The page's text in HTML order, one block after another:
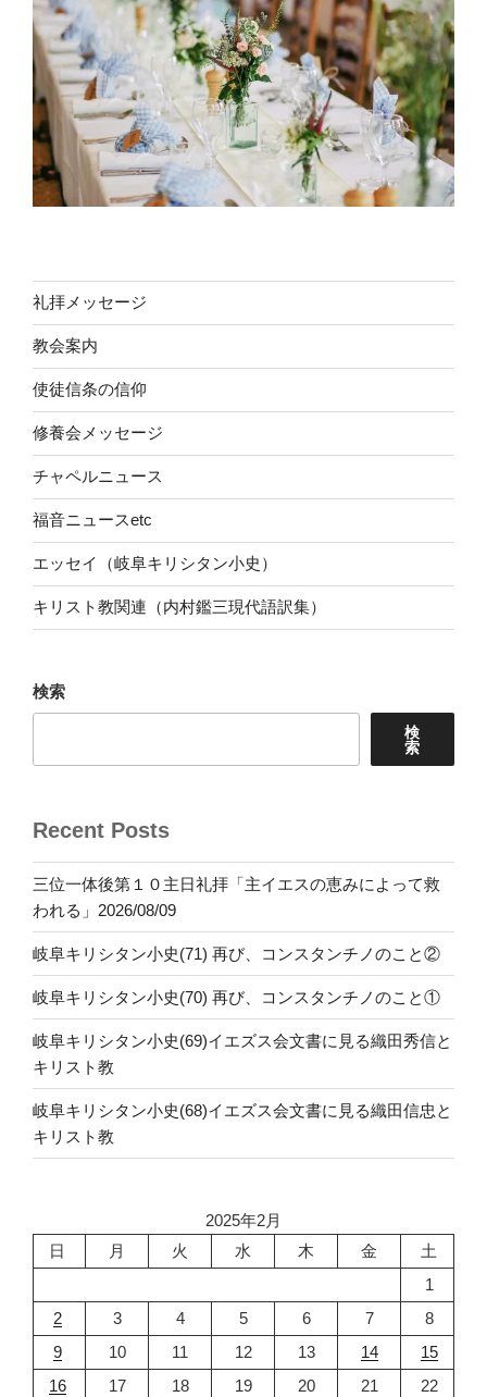
礼拝メッセージ
教会案内
使徒信条の信仰
修養会メッセージ
チャペルニュース
福音ニュースetc
エッセイ（岐阜キリシタン小史）
キリスト教関連（内村鑑三現代語訳集）
検索
検
索
Recent Posts
三位一体後第１０主日礼拝「主イエスの恵みによって救
われる」2026/08/09
岐阜キリシタン小史(71) 再び、コンスタンチノのこと②
岐阜キリシタン小史(70) 再び、コンスタンチノのこと①
岐阜キリシタン小史(69)イエズス会文書に見る織田秀信と
キリスト教
岐阜キリシタン小史(68)イエズス会文書に見る織田信忠と
キリスト教
2025年2月
日
月 火 水 木 金
土
1
2
3 4 5 6 7
8
9
10 11 12 13 14
15
16
17 18 19 20 21
22